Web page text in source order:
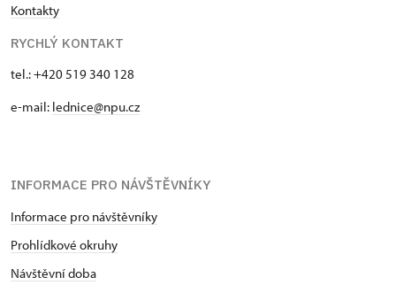
Kontakty
RYCHLÝ KONTAKT
tel.: +420 519 340 128
e-mail: lednice@npu.cz
INFORMACE PRO NÁVŠTĚVNÍKY
Informace pro návštěvníky
Prohlídkové okruhy
Návštěvní doba